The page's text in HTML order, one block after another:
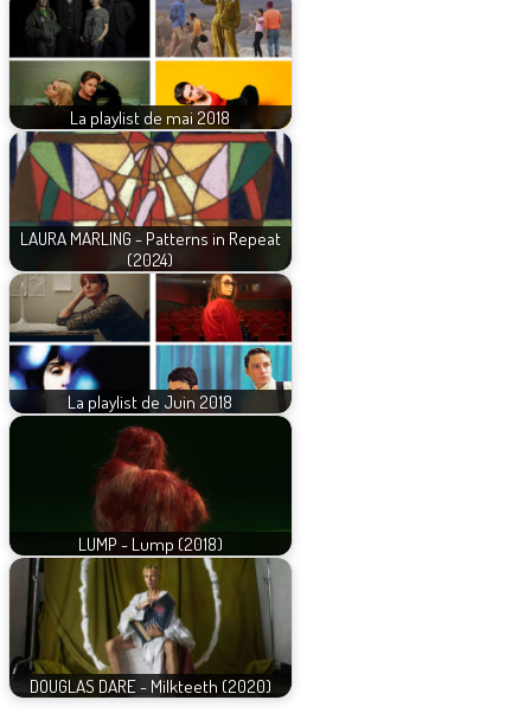
La playlist de mai 2018
LAURA MARLING - Patterns in Repeat
(2024)
La playlist de Juin 2018
LUMP - Lump (2018)
DOUGLAS DARE - Milkteeth (2020)